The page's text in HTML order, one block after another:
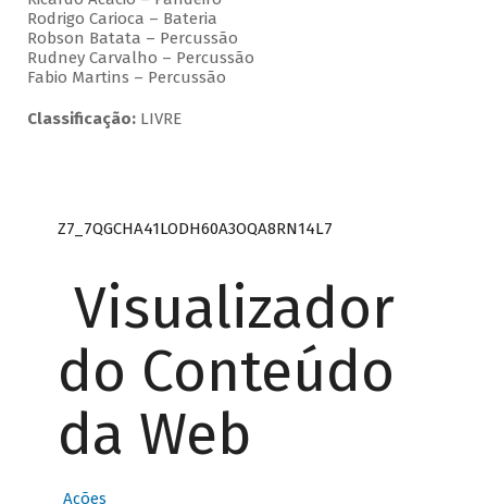
Rodrigo Carioca – Bateria
Robson Batata – Percussão
Rudney Carvalho – Percussão
Fabio Martins – Percussão
Classificação:LIVRE
Z7_7QGCHA41LODH60A3OQA8RN14L7
Visualizador
do Conteúdo
da Web
Ações